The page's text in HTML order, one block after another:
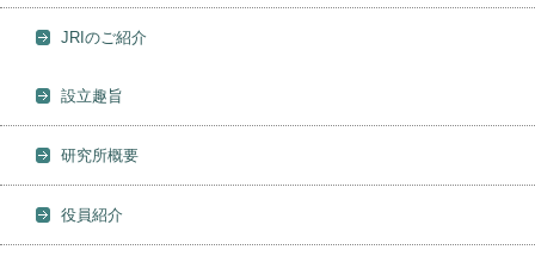
JRIのご紹介
設立趣旨
研究所概要
役員紹介